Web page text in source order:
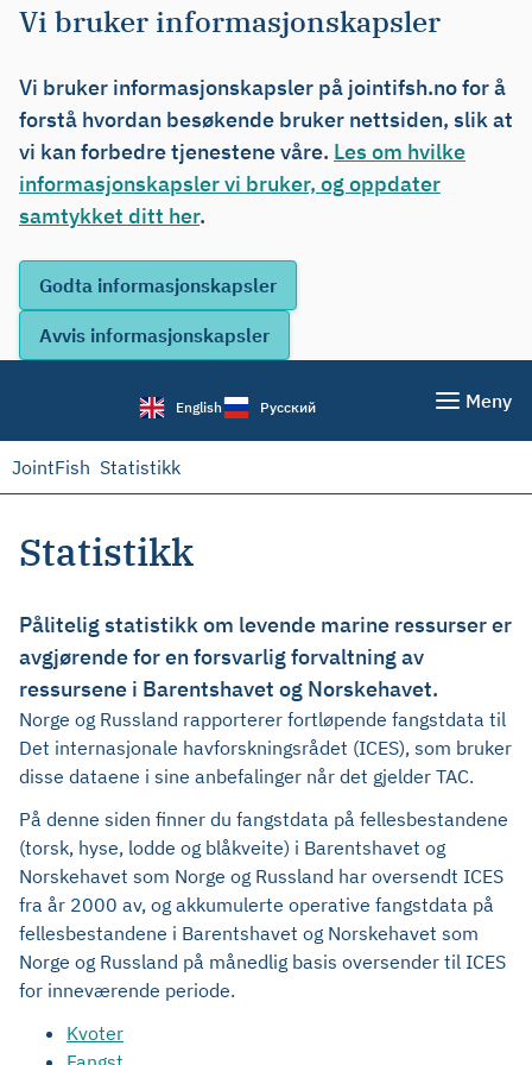
Vi bruker informasjonskapsler
Vi bruker informasjonskapsler på jointifsh.no for å
forstå hvordan besøkende bruker nettsiden, slik at
vi kan forbedre tjenestene våre. Les om hvilke
informasjonskapsler vi bruker, og oppdater
samtykket ditt her.
English Русский Meny
JointFish Statistikk
Statistikk
Pålitelig statistikk om levende marine ressurser er
avgjørende for en forsvarlig forvaltning av
ressursene i Barentshavet og Norskehavet.
Norge og Russland rapporterer fortløpende fangstdata til
Det internasjonale havforskningsrådet (ICES), som bruker
disse dataene i sine anbefalinger når det gjelder TAC.
På denne siden finner du fangstdata på fellesbestandene
(torsk, hyse, lodde og blåkveite) i Barentshavet og
Norskehavet som Norge og Russland har oversendt ICES
fra år 2000 av, og akkumulerte operative fangstdata på
fellesbestandene i Barentshavet og Norskehavet som
Norge og Russland på månedlig basis oversender til ICES
for inneværende periode.
Kvoter